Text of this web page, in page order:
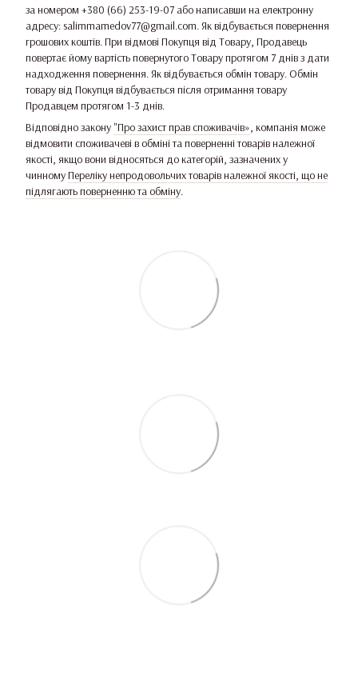
за номером +380 (66) 253-19-07 або написавши на електронну
адресу: salimmamedov77@gmail.com. Як відбувається повернення
грошових коштів. При відмові Покупця від Товару, Продавець
повертає йому вартість повернутого Товару протягом 7 днів з дати
надходження повернення. Як відбувається обмін товару. Обмін
товару від Покупця відбувається після отримання товару
Продавцем протягом 1-3 днів.
Відповідно закону "Про захист прав споживачів», компанія може
відмовити споживачеві в обміні та поверненні товарів належної
якості, якщо вони відносяться до категорій, зазначених у
чинномуПереліку непродовольчих товарів належної якості, що не
підлягають поверненню та обміну.